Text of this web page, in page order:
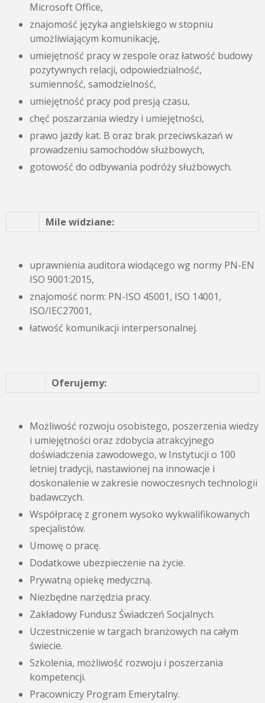
Microsoft Office,
znajomość języka angielskiego w stopniu
umożliwiającym komunikację,
umiejętność pracy w zespole oraz łatwość budowy
pozytywnych relacji, odpowiedzialność,
sumienność, samodzielność,
umiejętność pracy pod presją czasu,
chęć poszarzania wiedzy i umiejętności,
prawo jazdy kat. B oraz brak przeciwskazań w
prowadzeniu samochodów służbowych,
gotowość do odbywania podróży służbowych.
Mile widziane:
uprawnienia auditora wiodącego wg normy PN-EN
ISO 9001:2015,
znajomość norm: PN-ISO 45001, ISO 14001,
ISO/IEC27001,
łatwość komunikacji interpersonalnej.
Oferujemy:
Możliwość rozwoju osobistego, poszerzenia wiedzy
i umiejętności oraz zdobycia atrakcyjnego
doświadczenia zawodowego, w Instytucji o 100
letniej tradycji, nastawionej na innowacje i
doskonalenie w zakresie nowoczesnych technologii
badawczych.
Współpracę z gronem wysoko wykwalifikowanych
specjalistów.
Umowę o pracę.
Dodatkowe ubezpieczenie na życie.
Prywatną opiekę medyczną.
Niezbędne narzędzia pracy.
Zakładowy Fundusz Świadczeń Socjalnych.
Uczestniczenie w targach branżowych na całym
świecie.
Szkolenia, możliwość rozwoju i poszerzania
kompetencji.
Pracowniczy Program Emerytalny.